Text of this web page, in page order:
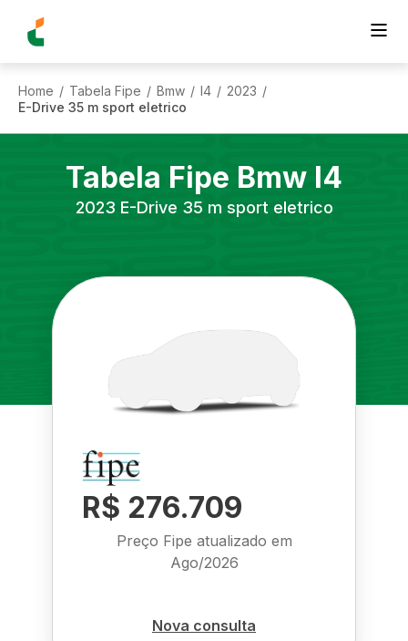
Home / Tabela Fipe / Bmw / I4 / 2023 /
E-Drive 35 m sport eletrico
Tabela Fipe Bmw I4
2023 E-Drive 35 m sport eletrico
R$ 276.709
Preço Fipe atualizado em
Ago/2026
Nova consulta